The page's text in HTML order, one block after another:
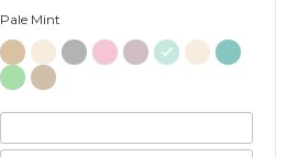
Pale Mint